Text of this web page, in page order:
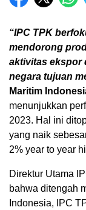
“IPC TPK
mendorong
aktivitas ekspor
negara tujuan
Maritim
menunjukkan
2023. Hal ini
yang naik
2% year to year
Direktur Utama
bahwa ditengah
Indonesia, IPC